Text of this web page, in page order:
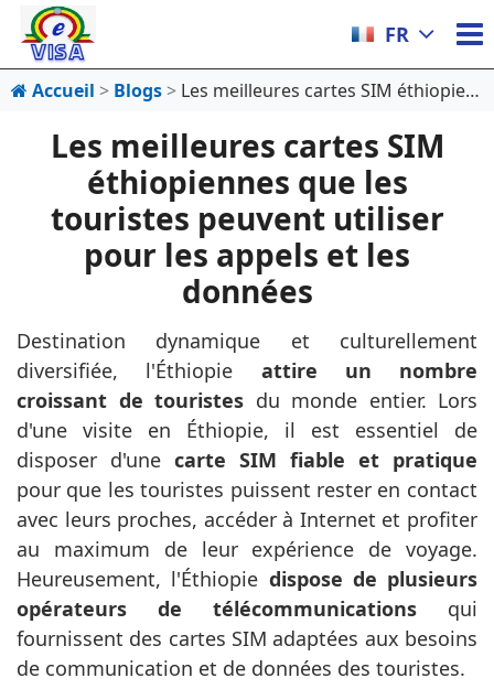
FR
Accueil Blogs Les meilleures cartes SIM éthiopiennes que les touristes peuvent utiliser pour les appels et les données
Les meilleures cartes SIM
éthiopiennes que les
touristes peuvent utiliser
pour les appels et les
données
Destination dynamique et culturellement
diversifiée, l'Éthiopie attire un nombre
croissant de touristes du monde entier. Lors
d'une visite en Éthiopie, il est essentiel de
disposer d'une carte SIM fiable et pratique
pour que les touristes puissent rester en contact
avec leurs proches, accéder à Internet et profiter
au maximum de leur expérience de voyage.
Heureusement, l'Éthiopie dispose de plusieurs
opérateurs de télécommunications qui
fournissent des cartes SIM adaptées aux besoins
de communication et de données des touristes.